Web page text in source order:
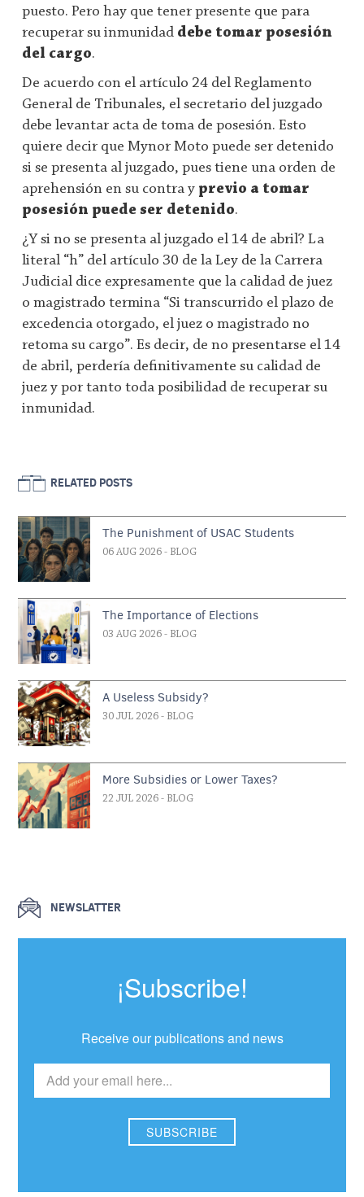
puesto. Pero hay que tener presente que para
recuperar su inmunidad debe tomar posesión
del cargo.
De acuerdo con el artículo 24 del Reglamento
General de Tribunales, el secretario del juzgado
debe levantar acta de toma de posesión. Esto
quiere decir que Mynor Moto puede ser detenido
si se presenta al juzgado, pues tiene una orden de
aprehensión en su contra y previo a tomar
posesión puede ser detenido.
¿Y si no se presenta al juzgado el 14 de abril? La
literal “h” del artículo 30 de la Ley de la Carrera
Judicial dice expresamente que la calidad de juez
o magistrado termina “Si transcurrido el plazo de
excedencia otorgado, el juez o magistrado no
retoma su cargo”. Es decir, de no presentarse el 14
de abril, perdería definitivamente su calidad de
juez y por tanto toda posibilidad de recuperar su
inmunidad.
RELATED POSTS
The Punishment of USAC Students
06 AUG 2026 - BLOG
The Importance of Elections
03 AUG 2026 - BLOG
A Useless Subsidy?
30 JUL 2026 - BLOG
More Subsidies or Lower Taxes?
22 JUL 2026 - BLOG
NEWSLATTER
¡Subscribe!
Receive our publications and news